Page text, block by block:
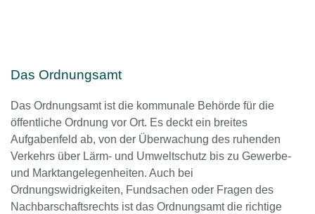
Das Ordnungsamt
Das Ordnungsamt ist die kommunale Behörde für die
öffentliche Ordnung vor Ort. Es deckt ein breites
Aufgabenfeld ab, von der Überwachung des ruhenden
Verkehrs über Lärm- und Umweltschutz bis zu Gewerbe-
und Marktangelegenheiten. Auch bei
Ordnungswidrigkeiten, Fundsachen oder Fragen des
Nachbarschaftsrechts ist das Ordnungsamt die richtige